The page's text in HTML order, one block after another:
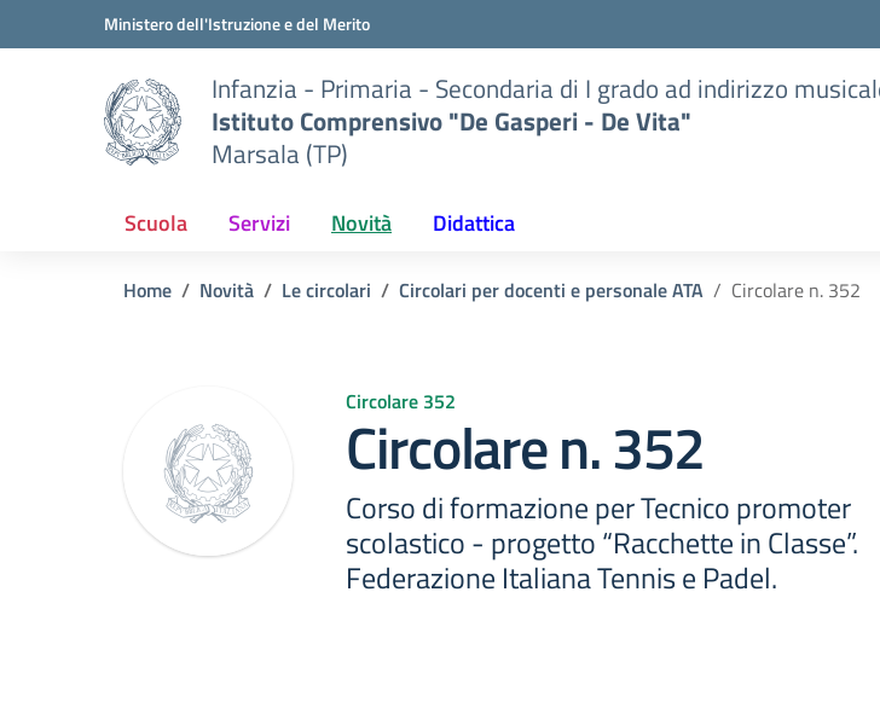
Vai ai contenuti
Vai al menu di navigazioneMinistero dell'Istruzione e del Merito
Infanzia - Primaria - Secondaria di I grado ad indirizzo
Istituto Comprensivo "De Gasperi - De Vita"
Marsala (TP)
Scuola Servizi Novità Didattica
Home Novità Le circolari Circolari per docenti e personale ATA Circolare n. 352
Circolare 352
Circolare n. 352
Corso di formazione per Tecnico promoter
scolastico - progetto “Racchette in Classe”.
Federazione Italiana Tennis e Padel.